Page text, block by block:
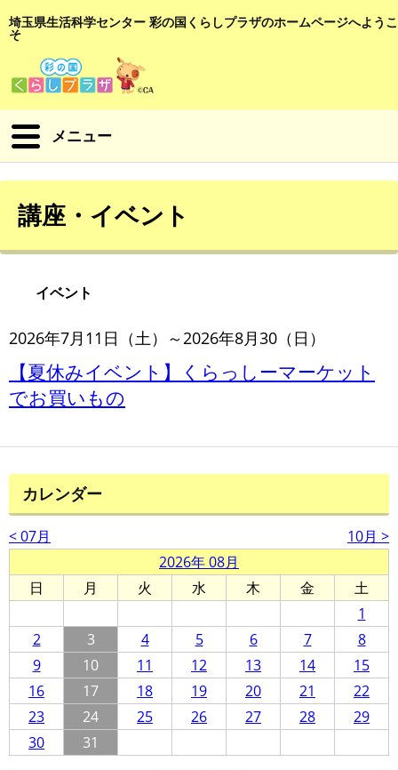
埼玉県生活科学センター 彩の国くらしプラザのホームページへようこ
そ
メニュー
講座・イベント
イベント
2026年7月11日（土）～2026年8月30（日）
【夏休みイベント】くらっしーマーケット
でお買いもの
カレンダー
< 07月
10月 >
2026年 08月
日
月 火 水 木 金
土
1
2
3 4 5 6 7
8
9
10 11 12 13 14
15
16
17 18 19 20 21
22
23
24 25 26 27 28
29
30
31